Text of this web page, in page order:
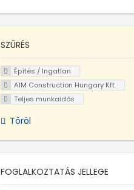
SZŰRÉS
Építés / Ingatlan
AIM Construction Hungary Kft.
Teljes munkaidős
Töröl
FOGLALKOZTATÁS JELLEGE